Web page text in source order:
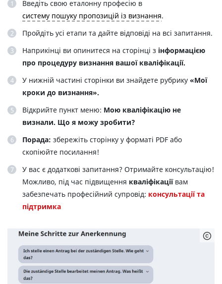
Введіть свою еталонну професію в
систему пошуку пропозицiй iз визнання.
Пройдіть усі етапи та дайте відповіді на всі запитання.
Наприкінці ви опинитеся на сторінці з інформацією
про процедуру визнання вашої кваліфікації.
У нижній частині сторінки ви знайдете рубрику «Мої
кроки до визнання».
Відкрийте пункт меню: Мою кваліфікацію не
визнали. Що я можу зробити?
Порада: збережіть сторінку у форматі PDF або
скопіюйте посилання!
У вас є додаткові запитання? Отримайте консультацію!
Можливо, під час підвищення кваліфікації вам
забезпечать професійний супровід: консультації та
підтримка